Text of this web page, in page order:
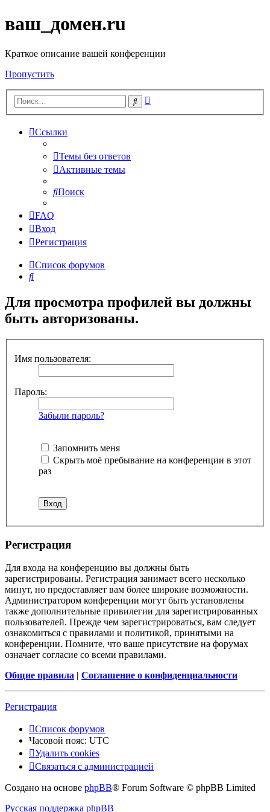
ваш_домен.ru
Краткое описание вашей конференции
Пропустить
Поиск
Ссылки
Темы без ответов
Активные темы
Поиск
FAQ
Вход
Регистрация
Список форумов
Поиск
Для просмотра профилей вы должны
быть авторизованы.
Имя пользователя:
Пароль:
Забыли пароль?
Запомнить меня
Скрыть моё пребывание на конференции в этот
раз
Регистрация
Для входа на конференцию вы должны быть
зарегистрированы. Регистрация занимает всего несколько
минут, но предоставляет вам более широкие возможности.
Администратором конференции могут быть установлены
также дополнительные привилегии для зарегистрированных
пользователей. Прежде чем зарегистрироваться, вам следует
ознакомиться с правилами и политикой, принятыми на
конференции. Помните, что ваше присутствие на форумах
означает согласие со всеми правилами.
Общие правила | Соглашение о конфиденциальности
Регистрация
Список форумов
Часовой пояс: UTC
Удалить cookies
Связаться с администрацией
Создано на основе phpBB® Forum Software © phpBB Limited
Русская поддержка phpBB